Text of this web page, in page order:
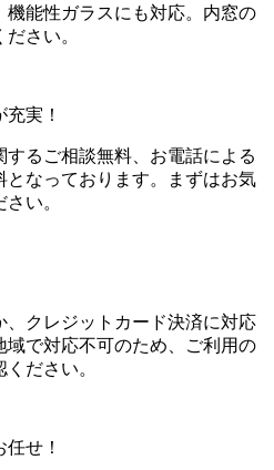
機能性ガラスにも対応。内窓の
さい。
実！
するご相談無料、お電話による
となっております。まずはお気
い。
、クレジットカード決済に対応
域で対応不可のため、ご利用の
ださい。
せ！